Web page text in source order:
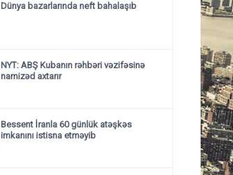
Dünya bazarlarında neft bahalaşıb
NYT: ABŞ Kubanın rəhbəri vəzifəsinə
namizəd axtarır
Bessent İranla 60 günlük atəşkəs
imkanını istisna etməyib